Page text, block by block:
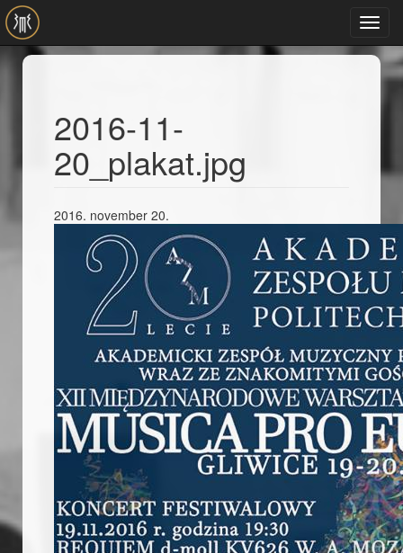
Ugrás a tartalomra
2016-11-
20_plakat.jpg
2016. november 20.